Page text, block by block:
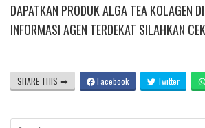
DAPATKAN PRODUK ALGA TEA KOLAGEN
INFORMASI AGEN TERDEKAT SILAHKAN CEK
SHARE THIS Facebook Twitter